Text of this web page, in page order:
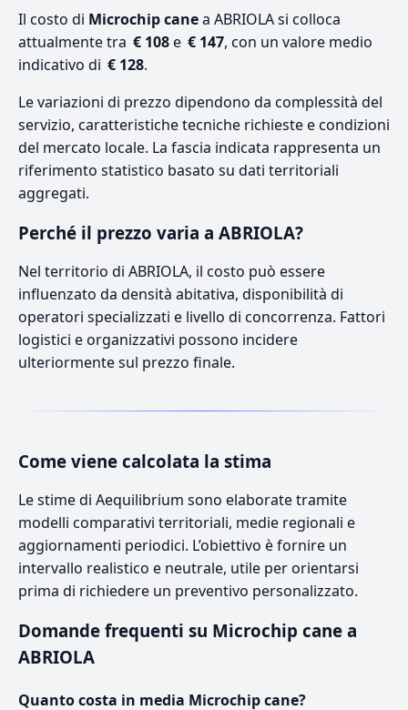
Il costo di Microchip canea ABRIOLA si colloca
attualmente tra € 108e € 147, con un valore medio
indicativo di € 128.
Le variazioni di prezzo dipendono da complessità del
servizio, caratteristiche tecniche richieste e condizioni
del mercato locale. La fascia indicata rappresenta un
riferimento statistico basato su dati territoriali
aggregati.
Perché il prezzo varia a ABRIOLA?
Nel territorio di ABRIOLA, il costo può essere
influenzato da densità abitativa, disponibilità di
operatori specializzati e livello di concorrenza. Fattori
logistici e organizzativi possono incidere
ulteriormente sul prezzo finale.
Come viene calcolata la stima
Le stime di Aequilibrium sono elaborate tramite
modelli comparativi territoriali, medie regionali e
aggiornamenti periodici. L’obiettivo è fornire un
intervallo realistico e neutrale, utile per orientarsi
prima di richiedere un preventivo personalizzato.
Domande frequenti su Microchip cane a
ABRIOLA
Quanto costa in media Microchip cane?